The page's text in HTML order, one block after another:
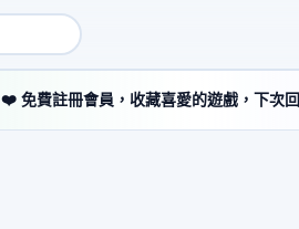
❤️ 免費註冊會員，收藏喜愛的遊戲，下次